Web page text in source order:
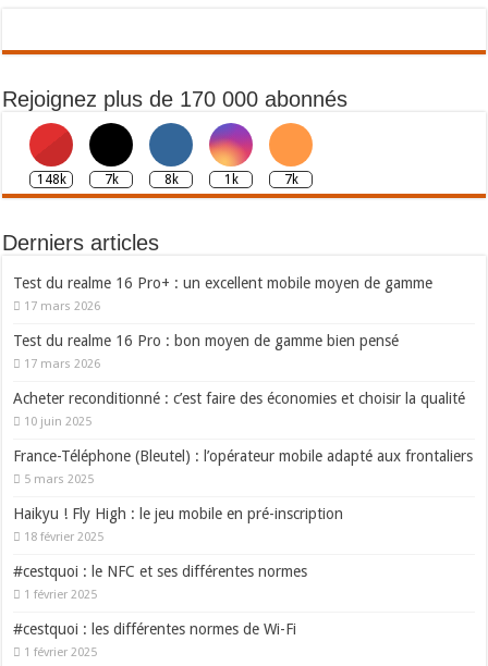
Rejoignez plus de 170 000 abonnés
148k 7k 8k 1k 7k
Derniers articles
Test du realme 16 Pro+ : un excellent mobile moyen de gamme
17 mars 2026
Test du realme 16 Pro : bon moyen de gamme bien pensé
17 mars 2026
Acheter reconditionné : c’est faire des économies et choisir la qualité
10 juin 2025
France-Téléphone (Bleutel) : l’opérateur mobile adapté aux frontaliers
5 mars 2025
Haikyu ! Fly High : le jeu mobile en pré-inscription
18 février 2025
#cestquoi : le NFC et ses différentes normes
1 février 2025
#cestquoi : les différentes normes de Wi-Fi
1 février 2025